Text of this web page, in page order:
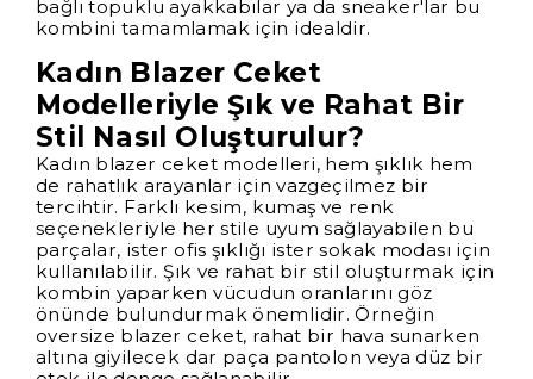
bağlı topuklu ayakkabılar ya da sneaker'lar bu
kombini tamamlamak için idealdir.
Kadın Blazer Ceket
Modelleriyle Şık ve Rahat Bir
Stil Nasıl Oluşturulur?
Kadın blazer ceket modelleri, hem şıklık hem
de rahatlık arayanlar için vazgeçilmez bir
tercihtir. Farklı kesim, kumaş ve renk
seçenekleriyle her stile uyum sağlayabilen bu
parçalar, ister ofis şıklığı ister sokak modası için
kullanılabilir. Şık ve rahat bir stil oluşturmak için
kombin yaparken vücudun oranlarını göz
önünde bulundurmak önemlidir. Örneğin
oversize blazer ceket, rahat bir hava sunarken
altına giyilecek dar paça pantolon veya düz bir